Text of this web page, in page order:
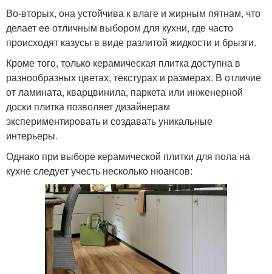
Во-вторых, она устойчива к влаге и жирным пятнам, что
делает ее отличным выбором для кухни, где часто
происходят казусы в виде разлитой жидкости и брызги.
Кроме того, только керамическая плитка доступна в
разнообразных цветах, текстурах и размерах. В отличие
от ламината, кварцвинила, паркета или инженерной
доски плитка позволяет дизайнерам
экспериментировать и создавать уникальные
интерьеры.
Однако при выборе керамической плитки для пола на
кухне следует учесть несколько нюансов: